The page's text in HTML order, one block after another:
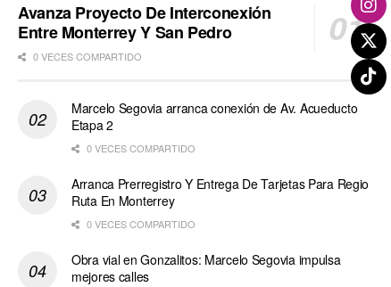
Avanza Proyecto De Interconexión
Entre Monterrey Y San Pedro
0 VECES COMPARTIDO
Marcelo Segovia arranca conexión de Av. Acueducto
Etapa 2
0 VECES COMPARTIDO
Arranca Prerregistro Y Entrega De Tarjetas Para Regio
Ruta En Monterrey
0 VECES COMPARTIDO
Obra vial en Gonzalitos: Marcelo Segovia impulsa
mejores calles